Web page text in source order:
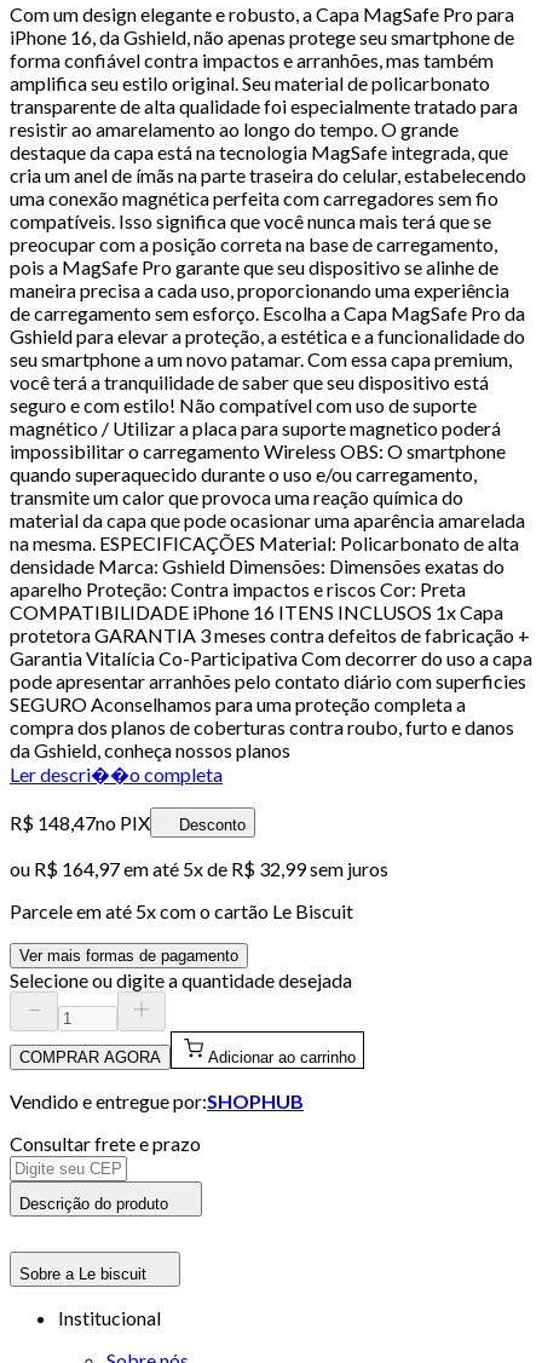
Com um design elegante e robusto, a Capa MagSafe Pro para
iPhone 16, da Gshield, não apenas protege seu smartphone de
forma confiável contra impactos e arranhões, mas também
amplifica seu estilo original. Seu material de policarbonato
transparente de alta qualidade foi especialmente tratado para
resistir ao amarelamento ao longo do tempo. O grande
destaque da capa está na tecnologia MagSafe integrada, que
cria um anel de ímãs na parte traseira do celular, estabelecendo
uma conexão magnética perfeita com carregadores sem fio
compatíveis. Isso significa que você nunca mais terá que se
preocupar com a posição correta na base de carregamento,
pois a MagSafe Pro garante que seu dispositivo se alinhe de
maneira precisa a cada uso, proporcionando uma experiência
de carregamento sem esforço. Escolha a Capa MagSafe Pro da
Gshield para elevar a proteção, a estética e a funcionalidade do
seu smartphone a um novo patamar. Com essa capa premium,
você terá a tranquilidade de saber que seu dispositivo está
seguro e com estilo! Não compatível com uso de suporte
magnético / Utilizar a placa para suporte magnetico poderá
impossibilitar o carregamento Wireless OBS: O smartphone
quando superaquecido durante o uso e/ou carregamento,
transmite um calor que provoca uma reação química do
material da capa que pode ocasionar uma aparência amarelada
na mesma. ESPECIFICAÇÕES Material: Policarbonato de alta
densidade Marca: Gshield Dimensões: Dimensões exatas do
aparelho Proteção: Contra impactos e riscos Cor: Preta
COMPATIBILIDADE iPhone 16 ITENS INCLUSOS 1x Capa
protetora GARANTIA 3 meses contra defeitos de fabricação +
Garantia Vitalícia Co-Participativa Com decorrer do uso a capa
pode apresentar arranhões pelo contato diário com superficies
SEGURO Aconselhamos para uma proteção completa a
compra dos planos de coberturas contra roubo, furto e danos
da Gshield, conheça nossos planos
Ler descri��o completa
R$ 148,47no PIX Desconto
ou R$ 164,97em até 5x de R$ 32,99 sem juros
Parcele em até 5x com o cartão Le Biscuit
Ver mais formas de pagamento
Selecione ou digite a quantidade desejada
COMPRAR AGORA Adicionar ao carrinho
Vendido e entregue por:SHOPHUB
Consultar frete e prazo
Descrição do produto
Sobre a Le biscuit
Institucional